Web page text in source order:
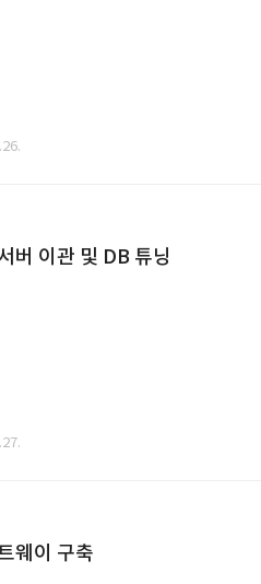
버 이관 및 DB 튜닝
웨이 구축